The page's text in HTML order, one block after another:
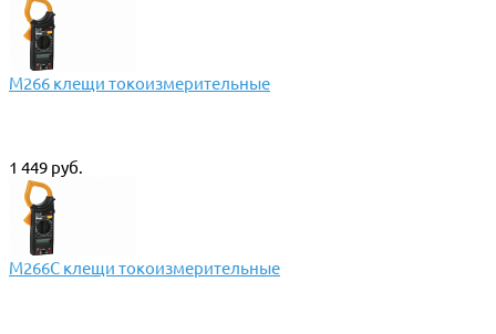
M266 клещи токоизмерительные
1 449 руб.
M266C клещи токоизмерительные